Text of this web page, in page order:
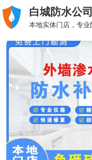
白城防水公司
本地实体门店，专